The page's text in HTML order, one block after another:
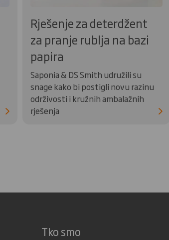
Rješenje za deterdžent
za pranje rublja na bazi
papira
Saponia & DS Smith udružili su
snage kako bi postigli novu razinu
održivosti i kružnih ambalažnih
rješenja
Tko smo